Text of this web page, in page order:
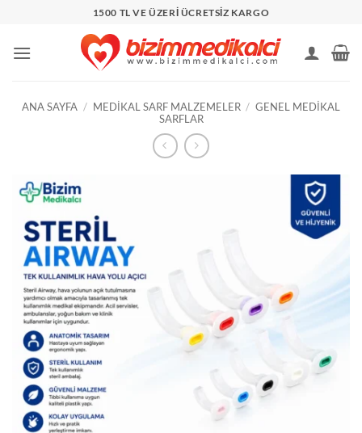
1500 TL VE ÜZERİ ÜCRETSİZ KARGO
ANA SAYFA / MEDIKAL SARF MALZEMELER / GENEL MEDIKAL
SARFLAR